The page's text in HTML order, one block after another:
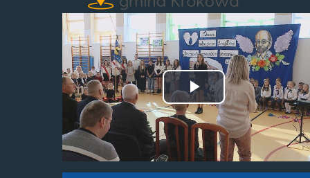
Odtwórz
wideo